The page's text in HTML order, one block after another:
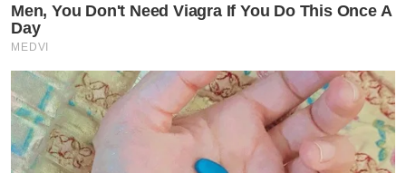
Men, You Don't Need Viagra If You Do This Once A
Day
MEDVI